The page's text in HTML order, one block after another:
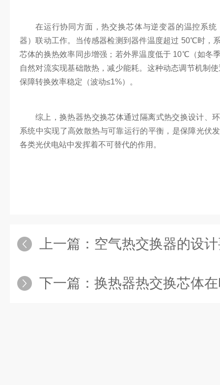
在运行协同方面，热交换芯体与逆变器的温控系
器）联动工作。当传感器检测到器件温度超过 50℃时，
芯体的换热效率同步增强；若外界温度低于 10℃（如冬
自然对流实现基础散热，减少能耗。这种动态调节机制
保障转换效率稳定（波动≤1%）。
综上，换热器热交换芯体通过隔离式热交换设计、
系统中实现了高效散热与可靠运行的平衡，是保障光伏
各类光伏电站中发挥着不可替代的作用。
上一篇： 空气热交换器的设
下一篇： 换热器热交换芯体在印